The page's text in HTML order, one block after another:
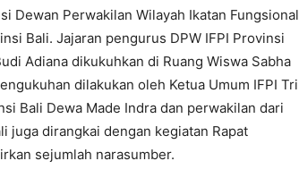
Dewan Perwakilan Wilayah Ikatan Fungsional
Bali. Jajaran pengurus DPW IFPI Provinsi
Adiana dikukuhkan di Ruang Wiswa Sabha
dilakukan oleh Ketua Umum IFPI Tri
Bali Dewa Made Indra dan perwakilan dari
juga dirangkai dengan kegiatan Rapat
sejumlah narasumber.